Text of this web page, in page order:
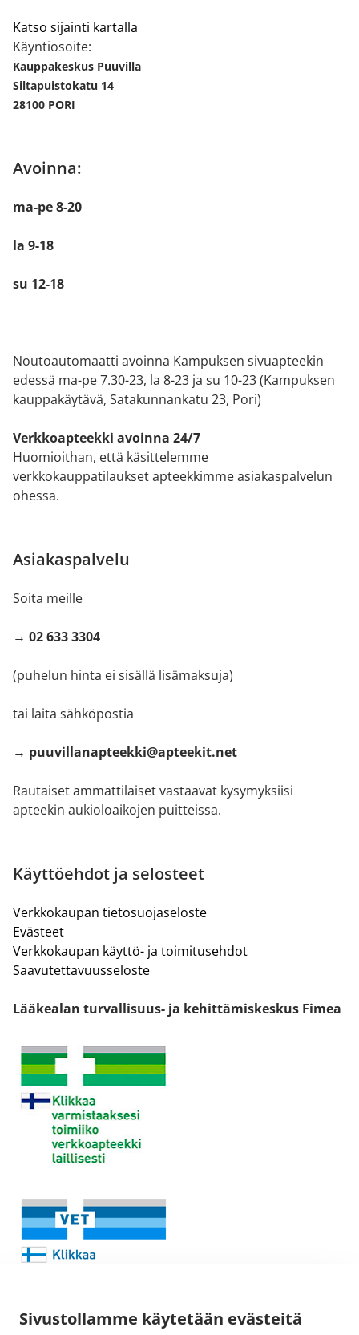
Sivustollamme käytetään evästeitä
Katso sijainti kartalla
Käyntiosoite:
Kauppakeskus Puuvilla
Siltapuistokatu 14
28100 PORI
Avoinna:
ma-pe 8-20
la 9-18
su 12-18
Noutoautomaatti avoinna Kampuksen sivuapteekin
edessä ma-pe 7.30-23, la 8-23 ja su 10-23 (Kampuksen
kauppakäytävä, Satakunnankatu 23, Pori)
Verkkoapteekki avoinna 24/7
Huomioithan, että käsittelemme
verkkokauppatilaukset apteekkimme asiakaspalvelun
ohessa.
Asiakaspalvelu
Soita meille
→ 02 633 3304
(puhelun hinta ei sisällä lisämaksuja)
tai laita sähköpostia
→ puuvillanapteekki@apteekit.net
Rautaiset ammattilaiset vastaavat kysymyksiisi
apteekin aukioloaikojen puitteissa.
Käyttöehdot ja selosteet
Verkkokaupan tietosuojaseloste
Evästeet
Verkkokaupan käyttö- ja toimitusehdot
Saavutettavuusseloste
Lääkealan turvallisuus- ja kehittämiskeskus Fimea